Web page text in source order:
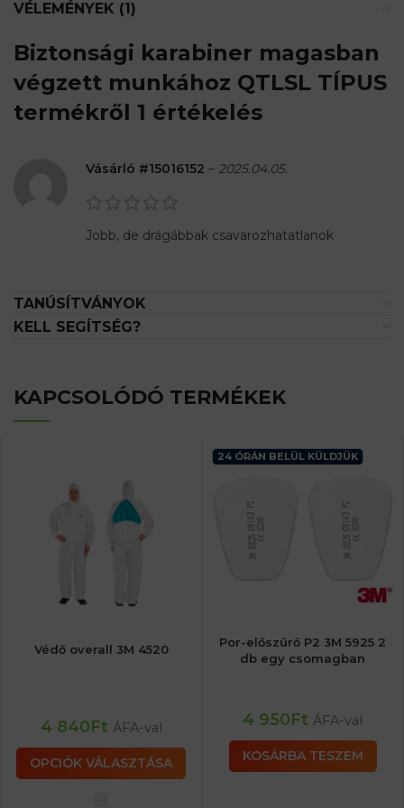
VÉLEMÉNYEK (1)
Biztonsági karabiner magasban
végzett munkához QTLSL TÍPUS
termékről 1 értékelés
Vásárló #15016152 – 2025.04.05.
Jobb, de drágábbak csavarozhatatlanok
TANÚSÍTVÁNYOK
KELL SEGÍTSÉG?
KAPCSOLÓDÓ TERMÉKEK
Védő overall 3M 4520
4 840Ft ÁFA-val
OPCIÓK VÁLASZTÁSA
24 ÓRÁN BELÜL KÜLDJÜK
Por-előszűrő P2 3M 5925 2
db egy csomagban
4 950Ft ÁFA-val
KOSÁRBA TESZEM